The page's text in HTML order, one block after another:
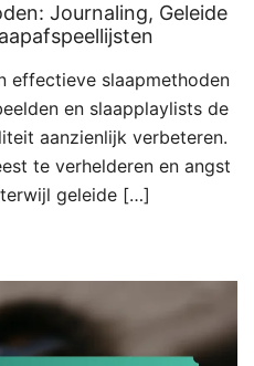
Journaling, Geleide
effectieve slaapmethoden
en slaapplaylists de
aanzienlijk verbeteren.
te verhelderen en angst
geleide […]